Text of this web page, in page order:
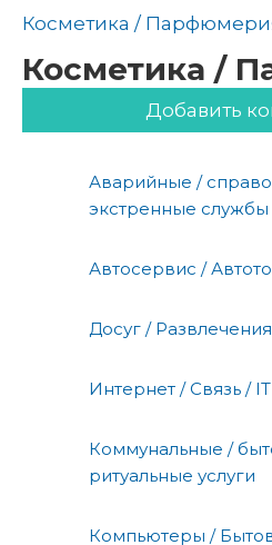
Косметика /
Косметика /
Добавить
Аварийные /
экстренные службы
Автосервис /
Досуг /
Интернет / Связь / IT
Коммунальные /
ритуальные услуги
Компьютеры /